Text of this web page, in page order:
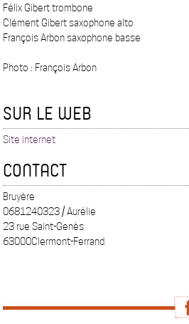
Félix Gibert trombone
Clément Gibert saxophone alto
François Arbon saxophone basse
Photo : François Arbon
SUR LE WEB
Site internet
CONTACT
Bruyère
0681240323 / Aurélie
23 rue Saint-Genès
63000Clermont-Ferrand